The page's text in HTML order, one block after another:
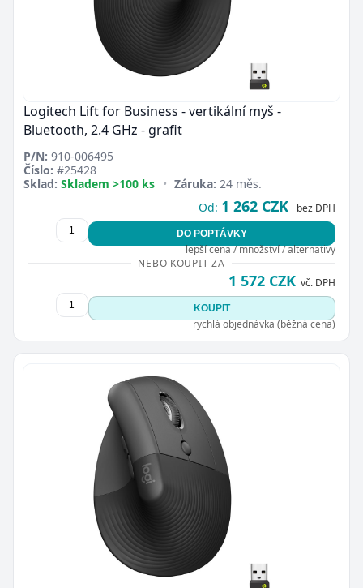
Logitech Lift for Business - vertikální myš -
Bluetooth, 2.4 GHz - grafit
P/N: 910-006495
Číslo: #25428
Sklad: Skladem >100 ks • Záruka: 24 měs.
Od: 1 262 CZK bez DPH
DO POPTÁVKY
lepší cena / množství / alternativy
NEBO KOUPIT ZA
1 572 CZK vč. DPH
KOUPIT
rychlá objednávka (běžná cena)